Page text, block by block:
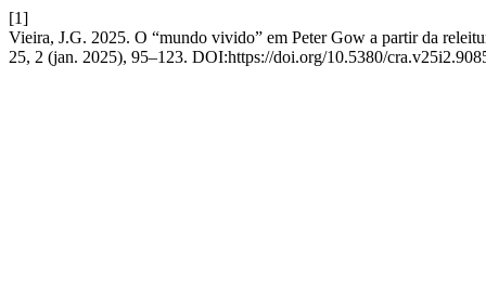
[1]
Vieira, J.G. 2025. O “mundo vivido” em Peter Gow a partir da
25, 2 (jan. 2025), 95–123. DOI:https://doi.org/10.5380/